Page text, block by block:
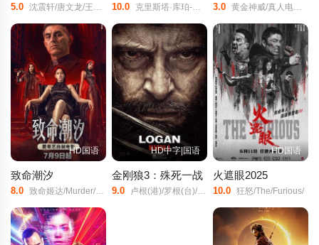
5.0 沈震轩/唐文龙/王超帏/ 10.0 克里斯塔·库珀-施密特/Michael/Jason/Allen/Ryan/Bullock/ 3.0 黄金神威/真人电影版/Golden/Kamuy/
HD国语
致命潮汐
8.0 致命姬达‎/Murder/Game/
HD中字|国语
金刚狼3：殊死一战
9.0 卢根(港)/罗根(台)/金刚狼3：罗根/金刚狼3：暮狼寻乡/这个金刚不太狼(豆友译名)/全冈良(豆友译名)/Wolverine:/Weapon/X/Wolverine/3/
HD国语
火遮眼2025
10.0 狂怒/The/Furious/